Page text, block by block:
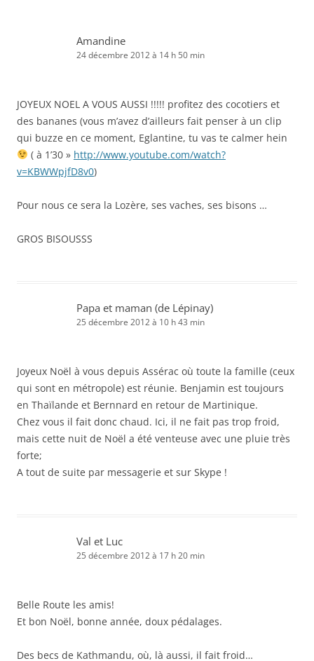
Amandine
24 décembre 2012 à 14 h 50 min
JOYEUX NOEL A VOUS AUSSI !!!!! profitez des cocotiers et
des bananes (vous m’avez d’ailleurs fait penser à un clip
qui buzze en ce moment, Eglantine, tu vas te calmer hein
( à 1’30 » http://www.youtube.com/watch?
v=KBWWpjfD8v0)
Pour nous ce sera la Lozère, ses vaches, ses bisons …
GROS BISOUSSS
Papa et maman (de Lépinay)
25 décembre 2012 à 10 h 43 min
Joyeux Noël à vous depuis Assérac où toute la famille (ceux
qui sont en métropole) est réunie. Benjamin est toujours
en Thaïlande et Bernnard en retour de Martinique.
Chez vous il fait donc chaud. Ici, il ne fait pas trop froid,
mais cette nuit de Noël a été venteuse avec une pluie très
forte;
A tout de suite par messagerie et sur Skype !
Val et Luc
25 décembre 2012 à 17 h 20 min
Belle Route les amis!
Et bon Noël, bonne année, doux pédalages.
Des becs de Kathmandu, où, là aussi, il fait froid…